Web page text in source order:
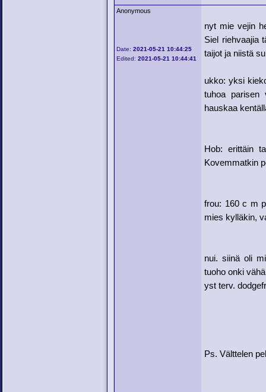
Anonymous
Date:2021-05-21 10:44:25
Edited:2021-05-21 10:44:41
nyt mie vejin
Siel riehvaajia
taijot ja niistä
ukko: yksi
tuhoa parisen
hauskaa
Hob: erittäin
Kovemmatkin
frou: 160 c m
mies kylläkin,
nui. siinä oli
tuoho onki
yst terv.
Ps. Välttelen